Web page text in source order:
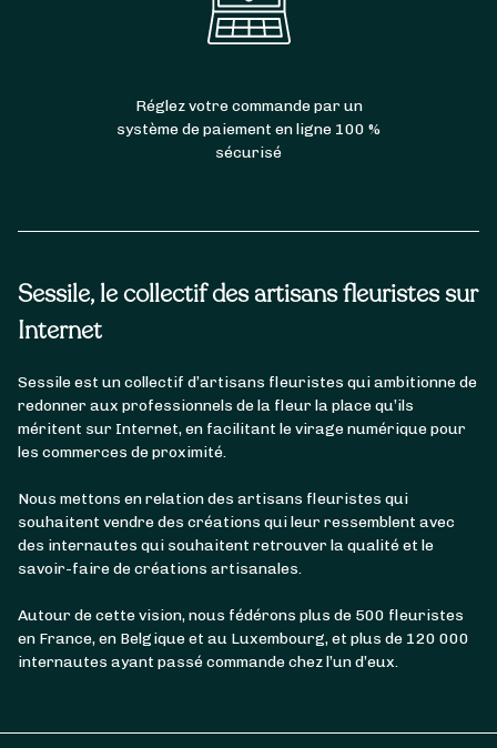
Sessile, le collectif des artisans fleuristes sur
Internet
Sessile est un collectif d’artisans fleuristes qui ambitionne de
redonner aux professionnels de la fleur la place qu’ils
méritent sur Internet, en facilitant le virage numérique pour
les commerces de proximité.
Nous mettons en relation des artisans fleuristes qui
souhaitent vendre des créations qui leur ressemblent avec
des internautes qui souhaitent retrouver la qualité et le
savoir-faire de créations artisanales.
Autour de cette vision, nous fédérons plus de 500 fleuristes
en France, en Belgique et au Luxembourg, et plus de 120 000
internautes ayant passé commande chez l’un d’eux.
Réglez votre commande par un
système de paiement en ligne 100 %
sécurisé